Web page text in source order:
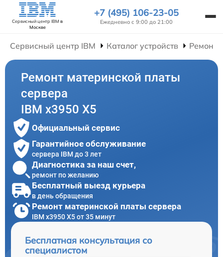
Сервисный центр IBM в
Москве
+7 (495) 106-23-05
Ежедневно с 9:00 до 21:00
Сервисный центр IBM Каталог устройств Ремонт
Ремонт материнской платы
сервера
IBM x3950 X5
Официальный сервис
Гарантийное обслуживание
сервера IBM до 3 лет
Диагностика за наш счет,
ремонт по желанию
Бесплатный выезд курьера
в день обращения
Ремонт материнской платы сервера
IBM x3950 X5 от 35 минут
Бесплатная консультация со
специалистом